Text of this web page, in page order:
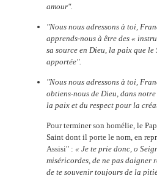
amour".
"Nous nous adressons à toi,
apprends-nous à être des «
sa source en Dieu, la paix que le
apportée".
"Nous nous adressons à toi,
obtiens-nous de Dieu, dans
la paix et du respect pour la
Pour terminer son homélie, le
Saint dont il porte le nom, en
Assisi" : « Je te prie donc, o
miséricordes, de ne pas
de te souvenir toujours de la